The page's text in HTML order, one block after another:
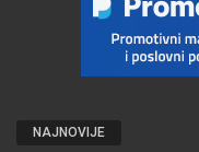
NAJNOVIJE